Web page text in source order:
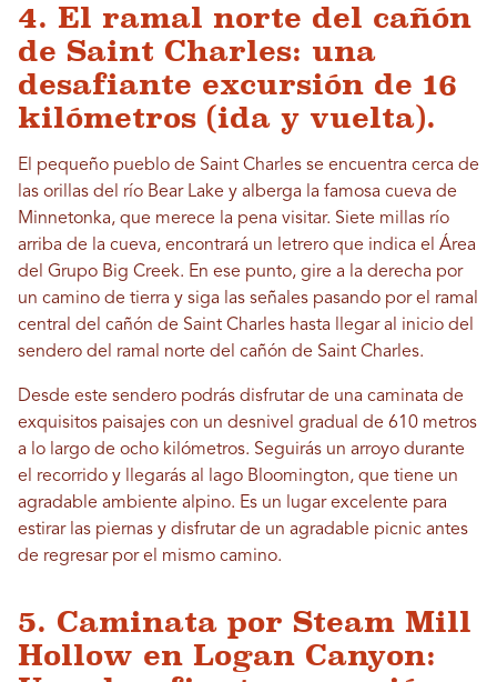
4. El ramal norte del cañón
de Saint Charles: una
desafiante excursión de 16
kilómetros (ida y vuelta).
El pequeño pueblo de Saint Charles se encuentra cerca de
las orillas del río Bear Lake y alberga la famosa cueva de
Minnetonka, que merece la pena visitar. Siete millas río
arriba de la cueva, encontrará un letrero que indica el Área
del Grupo Big Creek. En ese punto, gire a la derecha por
un camino de tierra y siga las señales pasando por el ramal
central del cañón de Saint Charles hasta llegar al inicio del
sendero del ramal norte del cañón de Saint Charles.
Desde este sendero podrás disfrutar de una caminata de
exquisitos paisajes con un desnivel gradual de 610 metros
a lo largo de ocho kilómetros. Seguirás un arroyo durante
el recorrido y llegarás al lago Bloomington, que tiene un
agradable ambiente alpino. Es un lugar excelente para
estirar las piernas y disfrutar de un agradable picnic antes
de regresar por el mismo camino.
5. Caminata por Steam Mill
Hollow en Logan Canyon: